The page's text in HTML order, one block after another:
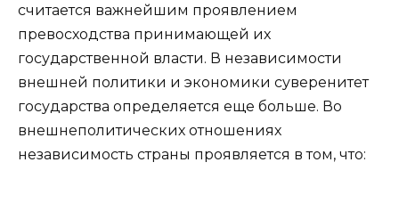
считается важнейшим проявлением
превосходства принимающей их
государственной власти. В независимости
внешней политики и экономики суверенитет
государства определяется еще больше. Во
внешнеполитических отношениях
независимость страны проявляется в том, что: